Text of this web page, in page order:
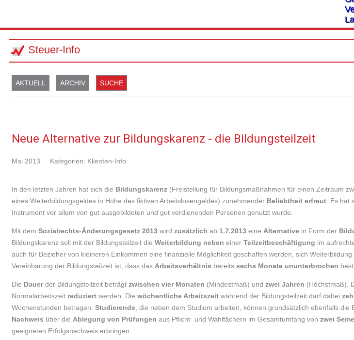
Steuer-Info
AKTUELL ARCHIV SUCHE
Neue Alternative zur Bildungskarenz - die Bildungsteilzeit
Mai 2013 Kategorien: Klienten-Info
In den letzten Jahren hat sich die Bildungskarenz (Freistellung für Bildungsmaßnahmen für einen Zeitraum
eines Weiterbildungsgeldes in Höhe des fiktiven Arbeitslosengeldes) zunehmender Beliebtheit erfreut. Es hat
Instrument vor allem von gut ausgebildeten und gut verdienenden Personen genutzt wurde.
Mit demSozialrechts-Änderungsgesetz 2013 wirdzusätzlich ab 1.7.2013 eineAlternative in Form der
Bildungskarenz soll mit der Bildungsteilzeit dieWeiterbildung neben einerTeilzeitbeschäftigung im
auch für Bezieher von kleineren Einkommen eine finanzielle Möglichkeit geschaffen werden, sich
Vereinbarung der Bildungsteilzeit ist, dass dasArbeitsverhältnis bereitssechs Monate ununterbrochen
Die Dauerder Bildungsteilzeit beträgtzwischen vier Monaten (Mindestmaß) undzwei Jahren (Höchstmaß).
Normalarbeitszeit reduziert werden. Diewöchentliche Arbeitszeit während der Bildungsteilzeit darf dabei
Wochenstunden betragen.Studierende, die neben dem Studium arbeiten, können grundsätzlich ebenfalls
Nachweis über dieAblegung von Prüfungen aus Pflicht- und Wahlfächern im Gesamtumfang vonzwei
geeigneten Erfolgsnachweis erbringen.